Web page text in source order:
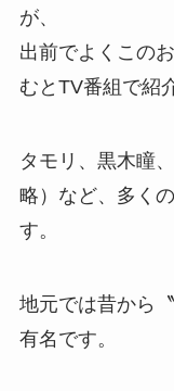
が、
出前でよくこの
むとTV番組で紹
タモリ、黒木瞳
略）など、多く
す。
地元では昔から
有名です。